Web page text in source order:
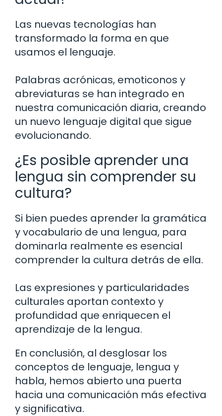
Las nuevas tecnologías han
transformado la forma en que
usamos el lenguaje.
Palabras acrónicas, emoticonos y
abreviaturas se han integrado en
nuestra comunicación diaria, creando
un nuevo lenguaje digital que sigue
evolucionando.
¿Es posible aprender una
lengua sin comprender su
cultura?
Si bien puedes aprender la gramática
y vocabulario de una lengua, para
dominarla realmente es esencial
comprender la cultura detrás de ella.
Las expresiones y particularidades
culturales aportan contexto y
profundidad que enriquecen el
aprendizaje de la lengua.
En conclusión, al desglosar los
conceptos de lenguaje, lengua y
habla, hemos abierto una puerta
hacia una comunicación más efectiva
y significativa.